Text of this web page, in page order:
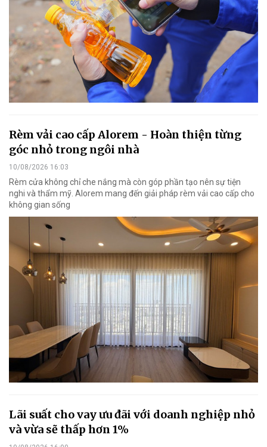
Rèm vải cao cấp Alorem - Hoàn thiện từng
góc nhỏ trong ngôi nhà
10/08/2026 16:03
Rèm cửa không chỉ che nắng mà còn góp phần tạo nên sự tiện
nghi và thẩm mỹ. Alorem mang đến giải pháp rèm vải cao cấp cho
không gian sống
Lãi suất cho vay ưu đãi với doanh nghiệp nhỏ
và vừa sẽ thấp hơn 1%